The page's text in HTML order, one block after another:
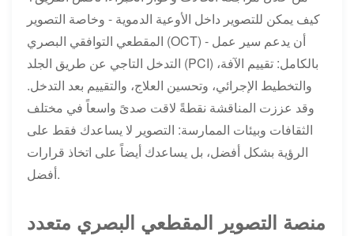
كيف يمكن للتصوير داخل الأوعية الدموية - وخاصة التصوير
المقطعي التوافقي البصري (OCT) - أن يدعم سير عمل
التدخل التاجي عن طريق الجلد (PCI) بالكامل: تقييم الآفة،
والتخطيط الإجرائي، وتحسين العلاج، والتقييم بعد التدخل.
وقد عززت المناقشة نقطةً لاقت صدىً واسعاً في مختلف
الثقافات وبيئات الممارسة: التصوير لا يساعدك فقط على
الرؤية بشكل أفضل، بل يساعدك أيضاً على اتخاذ قرارات
أفضل.
منصة التصوير المقطعي البصري متعدد